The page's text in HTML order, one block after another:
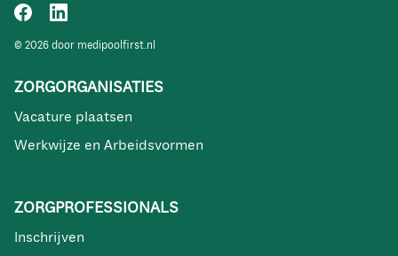
© 2026 door medipoolfirst.nl
ZORGORGANISATIES
Vacature plaatsen
Werkwijze en Arbeidsvormen
ZORGPROFESSIONALS
Inschrijven